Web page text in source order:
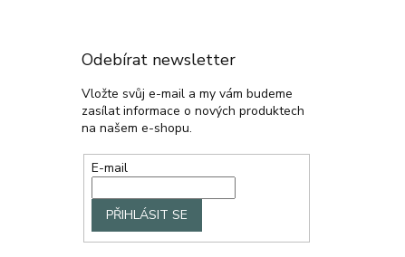
Odebírat newsletter
Vložte svůj e-mail a my vám budeme
zasílat informace o nových produktech
na našem e-shopu.
E-mail
PŘIHLÁSIT SE